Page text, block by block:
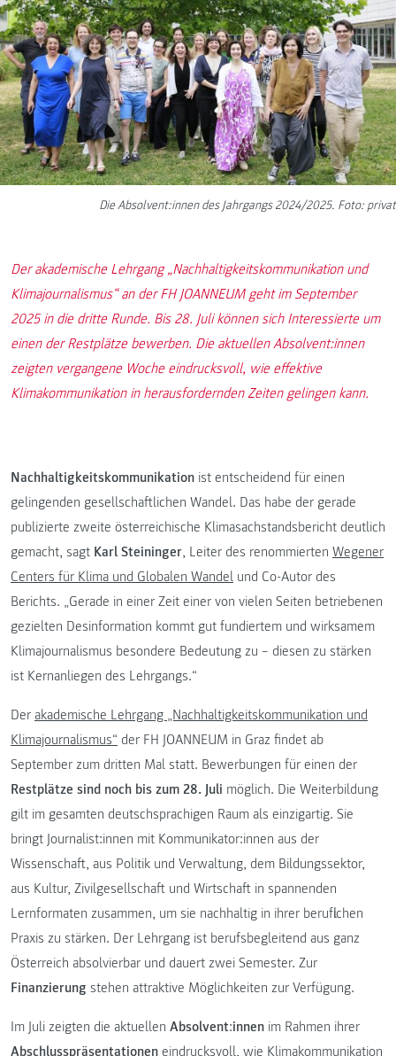
Die Absolvent:innen des Jahrgangs 2024/2025. Foto: privat
Der akademische Lehrgang „Nachhaltigkeitskommunikation und
Klimajournalismus“ an der FH JOANNEUM geht im September
2025 in die dritte Runde. Bis 28. Juli können sich Interessierte um
einen der Restplätze bewerben. Die aktuellen Absolvent:innen
zeigten vergangene Woche eindrucksvoll, wie effektive
Klimakommunikation in herausfordernden Zeiten gelingen kann.
Nachhaltigkeitskommunikation ist entscheidend für einen
gelingenden gesellschaftlichen Wandel. Das habe der gerade
publizierte zweite österreichische Klimasachstandsbericht deutlich
gemacht, sagt Karl Steininger, Leiter des renommierten Wegener
Centers für Klima und Globalen Wandel und Co-Autor des
Berichts. „Gerade in einer Zeit einer von vielen Seiten betriebenen
gezielten Desinformation kommt gut fundiertem und wirksamem
Klimajournalismus besondere Bedeutung zu – diesen zu stärken
ist Kernanliegen des Lehrgangs.“
Der akademische Lehrgang „Nachhaltigkeitskommunikation und
Klimajournalismus“ der FH JOANNEUM in Graz findet ab
September zum dritten Mal statt. Bewerbungen für einen der
Restplätze sind noch bis zum 28. Juli möglich. Die Weiterbildung
gilt im gesamten deutschsprachigen Raum als einzigartig. Sie
bringt Journalist:innen mit Kommunikator:innen aus der
Wissenschaft, aus Politik und Verwaltung, dem Bildungssektor,
aus Kultur, Zivilgesellschaft und Wirtschaft in spannenden
Lernformaten zusammen, um sie nachhaltig in ihrer beruflichen
Praxis zu stärken. Der Lehrgang ist berufsbegleitend aus ganz
Österreich absolvierbar und dauert zwei Semester. Zur
Finanzierung stehen attraktive Möglichkeiten zur Verfügung.
Im Juli zeigten die aktuellen Absolvent:innen im Rahmen ihrer
Abschlusspräsentationen eindrucksvoll, wie Klimakommunikation